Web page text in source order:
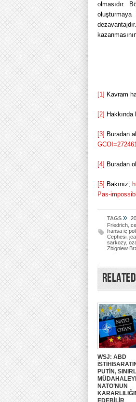
olmasıdır.
[1] Kavram
[2]
[3] Buradan
[4] Buradan
[5] Bakınız;
Pas-
TAGS »
Friedrich
fransa iç
Cephesi
sarkozy,
Zbigniew
Related
WSJ: ABD
PUTİN,
NATO’NUN
EDEBİLİR